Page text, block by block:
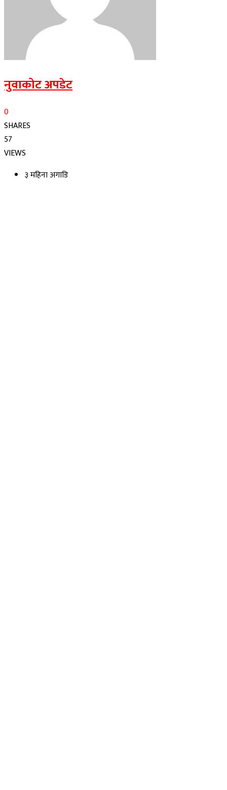
नुवाकोट अपडेट
0
SHARES
57
VIEWS
३ महिना अगाडि